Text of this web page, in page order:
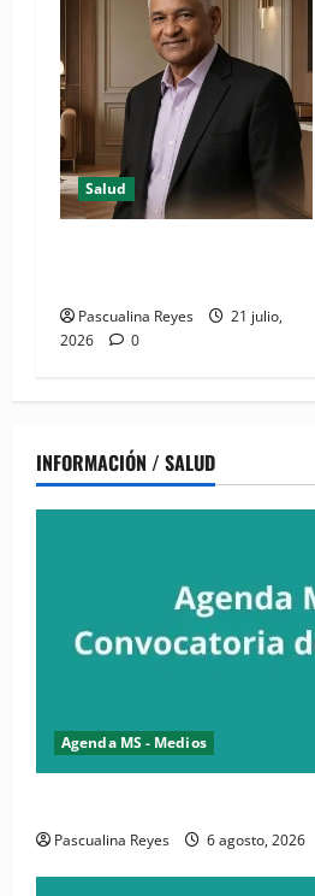
Salud
Pascualina Reyes
21 julio,
2026
0
INFORMACIÓN / SALUD
Agenda MS - Medios
Pascualina Reyes 6 agosto, 2026